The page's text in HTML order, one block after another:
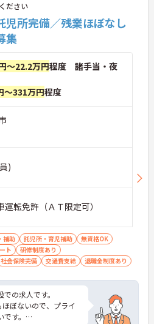
ださい
児所完備／残業ほぼなし
集
～22.2万円程度 諸手当・夜
～331万円程度
)
転免許（ＡＴ限定可）
補助 託児所・育児補助
無資格OK
ト
研修制度あり
社会保険完備 交通費支給 退職金制度あり
の求人です。
ぼないので、プライ
す。